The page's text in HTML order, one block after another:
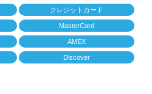
クレジットカード
MasterCard
AMEX
Discover